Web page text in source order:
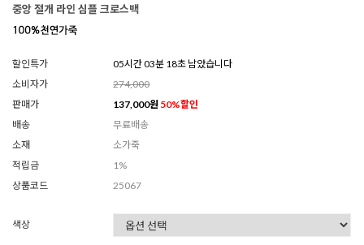
중앙 절개 라인 심플 크로스백
할인특가
05시간 03분 15초 남았습니다
소비자가
274,000
판매가
137,000원 50%할인
배송
무료배송
소재
소가죽
적립금
1%
상품코드
25067
색상